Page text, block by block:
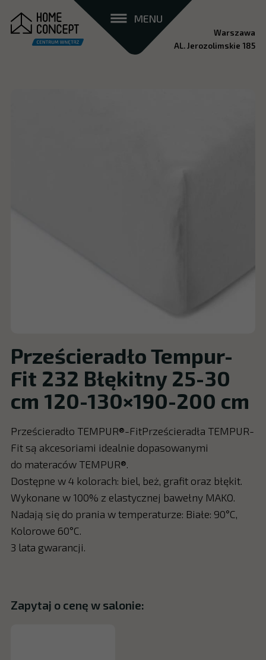
MENU
Warszawa
AL. Jerozolimskie 185
Prześcieradło Tempur-
Fit 232 Błękitny 25-30
cm 120-130×190-200 cm
Prześcieradło TEMPUR®-FitPrześcieradła TEMPUR-
Fit są akcesoriami idealnie dopasowanymi
do materaców TEMPUR®.
Dostępne w 4 kolorach: biel, beż, grafit oraz błękit.
Wykonane w 100% z elastycznej bawełny MAKO.
Nadają się do prania w temperaturze: Białe: 90°C,
Kolorowe 60°C.
3 lata gwarancji.
Zapytaj o cenę w salonie: